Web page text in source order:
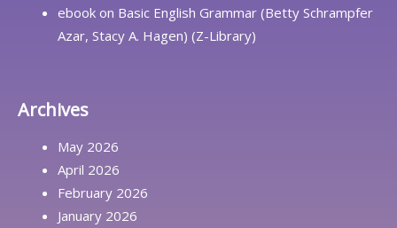
ebook on Basic English Grammar (Betty Schrampfer
Azar, Stacy A. Hagen) (Z-Library)
Archives
May 2026
April 2026
February 2026
January 2026